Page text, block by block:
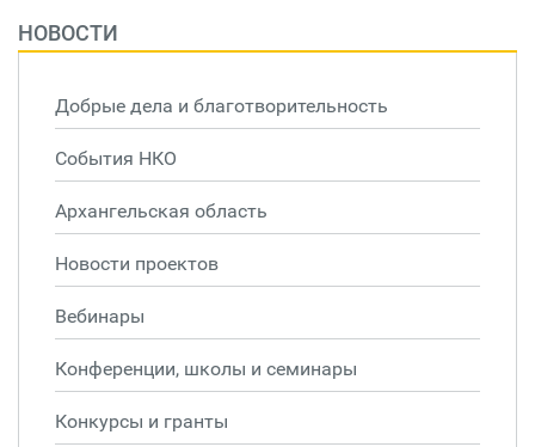
НОВОСТИ
Добрые дела и благотворительность
События НКО
Архангельская область
Новости проектов
Вебинары
Конференции, школы и семинары
Конкурсы и гранты